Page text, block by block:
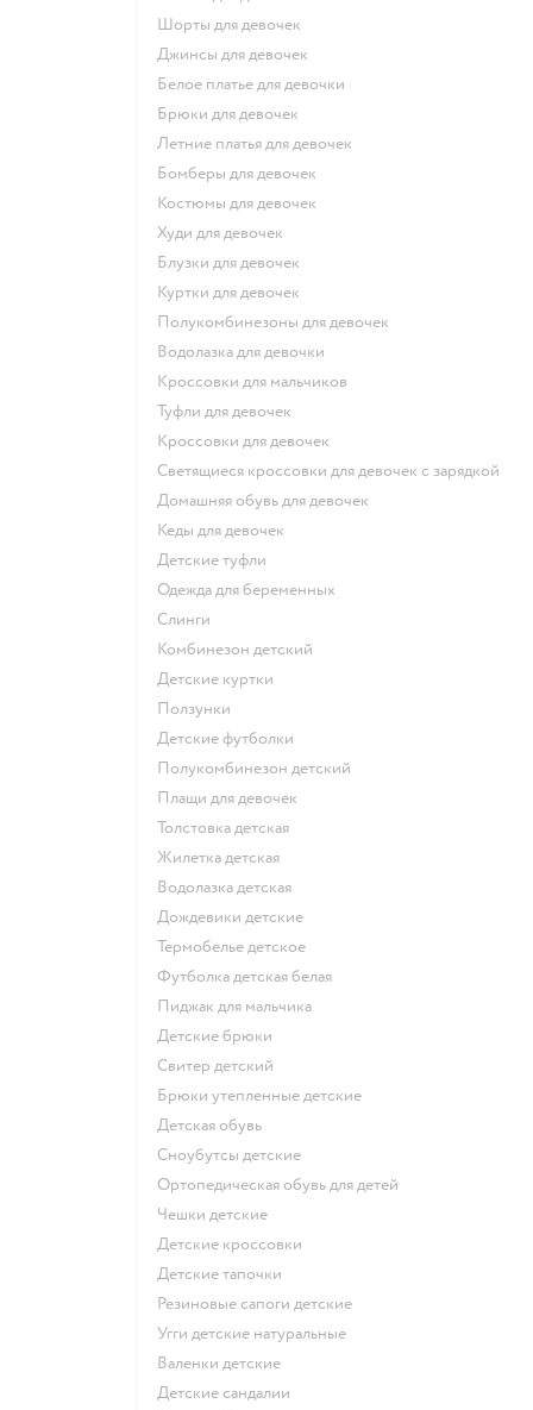
Шорты для девочек
Джинсы для девочек
Белое платье для девочки
Брюки для девочек
Летние платья для девочек
Бомберы для девочек
Костюмы для девочек
Худи для девочек
Блузки для девочек
Куртки для девочек
Полукомбинезоны для девочек
Водолазка для девочки
Кроссовки для мальчиков
Туфли для девочек
Кроссовки для девочек
Светящиеся кроссовки для девочек с зарядкой
Домашняя обувь для девочек
Кеды для девочек
Детские туфли
Одежда для беременных
Слинги
Комбинезон детский
Детские куртки
Ползунки
Детские футболки
Полукомбинезон детский
Плащи для девочек
Толстовка детская
Жилетка детская
Водолазка детская
Дождевики детские
Термобелье детское
Футболка детская белая
Пиджак для мальчика
Детские брюки
Свитер детский
Брюки утепленные детские
Детская обувь
Сноубутсы детские
Ортопедическая обувь для детей
Чешки детские
Детские кроссовки
Детские тапочки
Резиновые сапоги детские
Угги детские натуральные
Валенки детские
Детские сандалии